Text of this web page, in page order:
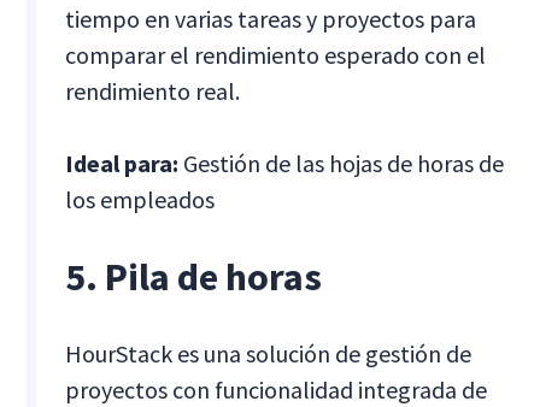
tiempo en varias tareas y proyectos para
comparar el rendimiento esperado con el
rendimiento real.
Ideal para: Gestión de las hojas de horas de
los empleados
5. Pila de horas
HourStack es una solución de gestión de
proyectos con funcionalidad integrada de